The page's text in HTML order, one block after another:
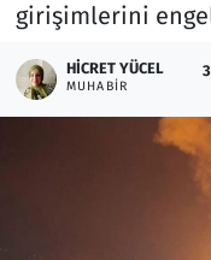
girişimlerini
HICRET YÜCEL
MUHABIR
Memur ve
Otomobil